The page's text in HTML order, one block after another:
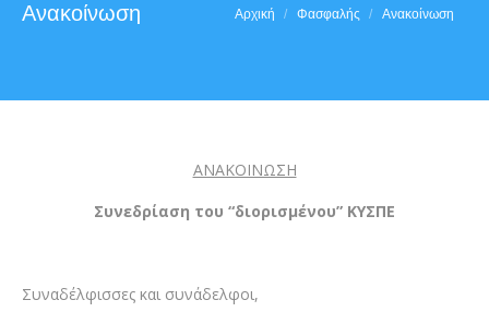
Ανακοίνωση You are here:
Αρχική Φασφαλής Ανακοίνωση
ΑΝΑΚΟΙΝΩΣΗ
Συνεδρίαση του “διορισμένου” ΚΥΣΠΕ
Συναδέλφισσες και συνάδελφοι,